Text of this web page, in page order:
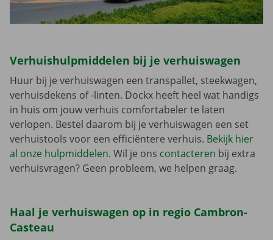
Verhuishulpmiddelen bij je verhuiswagen
Huur bij je verhuiswagen een transpallet, steekwagen,
verhuisdekens of -linten. Dockx heeft heel wat handigs
in huis om jouw verhuis comfortabeler te laten
verlopen. Bestel daarom bij je verhuiswagen een set
verhuistools voor een efficiëntere verhuis. Bekijk hier
al onze hulpmiddelen. Wil je ons contacteren bij extra
verhuisvragen? Geen probleem, we helpen graag.
Haal je verhuiswagen op in regio Cambron-
Casteau